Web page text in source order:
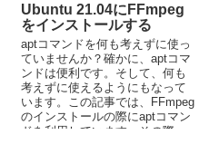
Ubuntu 21.04にFFmpeg
をインストールする
aptコマンドを何も考えずに使っ
ていませんか？確かに、aptコマ
ンドは便利です。そして、何も
考えずに使えるようにもなって
います。この記事では、FFmpeg
のインストールの際にaptコマン
ドを利用しています。その際